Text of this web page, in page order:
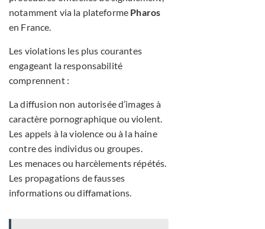
notamment via la plateforme Pharos
en France.
Les violations les plus courantes
engageant la responsabilité
comprennent :
La diffusion non autorisée d’images à
caractère pornographique ou violent.
Les appels à la violence ou à la haine
contre des individus ou groupes.
Les menaces ou harcèlements répétés.
Les propagations de fausses
informations ou diffamations.